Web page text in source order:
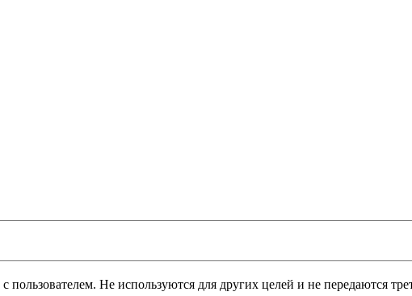
Не используются для других целей и не передаются